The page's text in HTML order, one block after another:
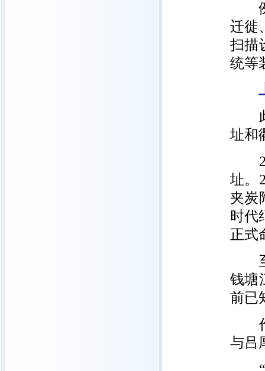
例
迁徙
扫描
统等
上
此
址和
址。
夹炭
时代
正式
至
钱塘
前已
作
与吕